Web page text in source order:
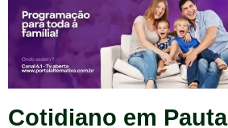
Cotidiano em Pauta